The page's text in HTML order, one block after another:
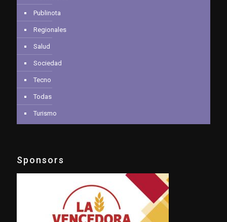
Publinota
Regionales
Salud
Sociedad
Tecno
Todas
Turismo
Sponsors